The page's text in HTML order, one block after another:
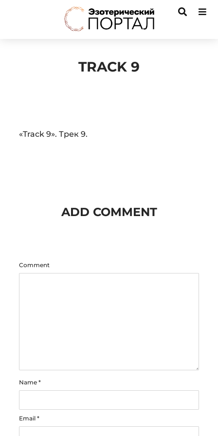
TRACK 9
Audio
«Track 9». Трек 9.
ADD COMMENT
Comment
Name *
Email *